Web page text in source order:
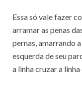
Essa só vale fazer
arramar as penas
pernas, amarrando
esquerda de seu
a linha cruzar a linha